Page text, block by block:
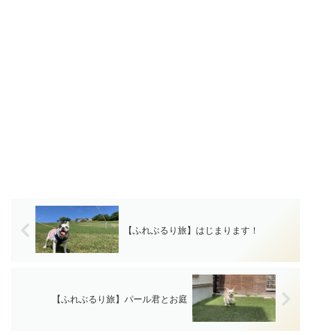
【ふれぶるり旅】はじまります！
【ふれぶるり旅】パール君とお庭